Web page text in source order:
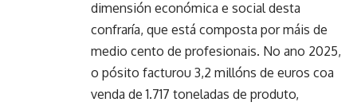
dimensión económica e social desta
confraría, que está composta por máis de
medio cento de profesionais. No ano 2025,
o pósito facturou 3,2 millóns de euros coa
venda de 1.717 toneladas de produto,